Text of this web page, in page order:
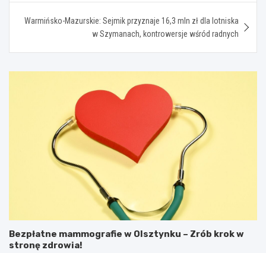
Warmińsko-Mazurskie: Sejmik przyznaje 16,3 mln zł dla lotniska
w Szymanach, kontrowersje wśród radnych
Bezpłatne mammografie w Olsztynku – Zrób krok w
stronę zdrowia!